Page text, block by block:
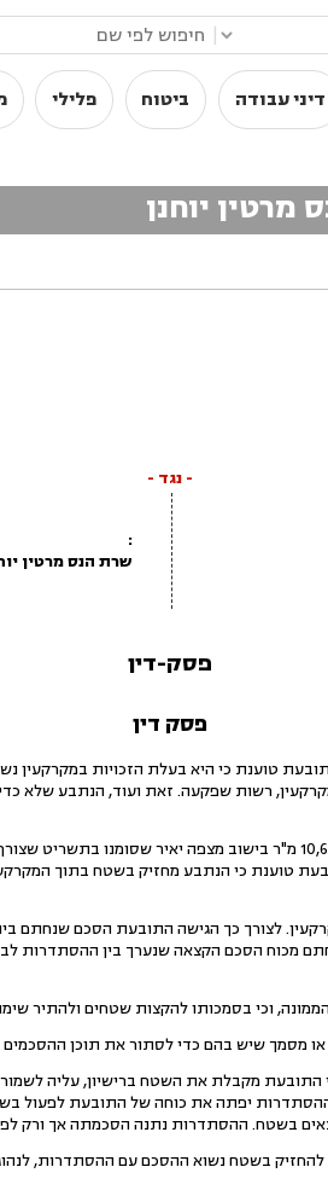
דיני עבודה ביטוח פלילי
יוחנן
- נגד -
:
שרת הנס מרטין
פסק-דין
פסק דין
טוענת כי היא בעלת הזכויות במקרקעין
רשות שפקעה. זאת ועוד, הנתבע שלא
2.התובעת היא בעלת זכויות במקרקעין בשטח של 10,696 מ"ר בישוב
טוענת כי הנתבע מחזיק בשטח בתוך
לצורך כך הגישה התובעת הסכם שנחתם
נחתם ביום 10.4.06. הסכם זה נחתם מכוח הסכם הקצאה שנערך
כי התובעת מקבלת את השטח ברישיון, עליה
יפתה את כוחה של התובעת לפעול
בשטח. ההסתדרות נתנה הסכמתה אך ורק
להחזיק בשטח נשוא ההסכם עם ההסתדרות,